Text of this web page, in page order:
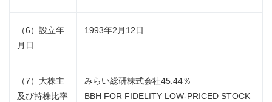
（6）設立年
月日
1993年2月12日
（7）大株主
及び持株比率
みらい総研株式会社45.44％
BBH FOR FIDELITY LOW-PRICED STOCK